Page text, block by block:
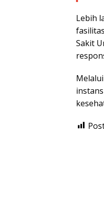
Lebih
Sakit